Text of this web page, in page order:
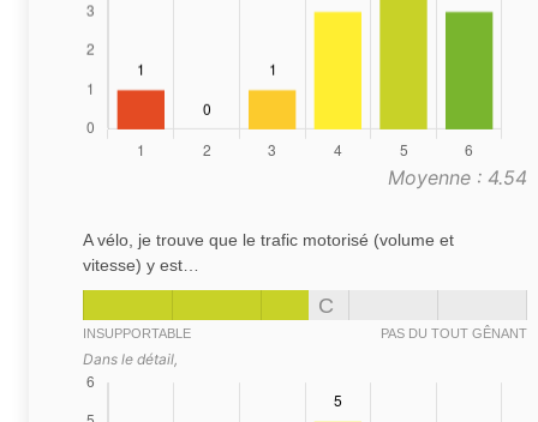
Moyenne : 4.54
A vélo, je trouve que le trafic motorisé (volume et
vitesse) y est…
C
INSUPPORTABLE PAS DU TOUT GÊNANT
Dans le détail,